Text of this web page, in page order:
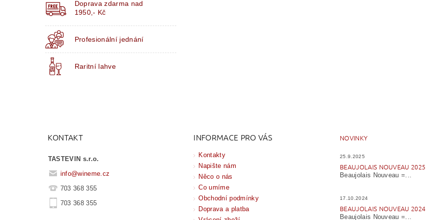
Doprava zdarma nad
1950,- Kč
Profesionální jednání
Raritní lahve
KONTAKT
TASTEVIN s.r.o.
info@wineme.cz
703 368 355
703 368 355
INFORMACE PRO VÁS
Kontakty
Napište nám
Něco o nás
Co umíme
Obchodní podmínky
Doprava a platba
NOVINKY
25.9.2025
BEAUJOLAIS NOUVEAU 2025
Beaujolais Nouveau =...
17.10.2024
BEAUJOLAIS NOUVEAU 2024
Beaujolais Nouveau =...